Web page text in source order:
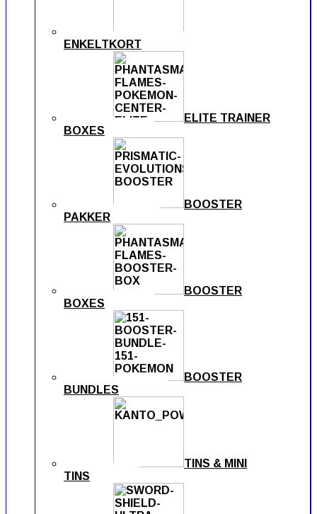
ENKELTKORT
ELITE TRAINER
BOXES
BOOSTER
PAKKER
BOOSTER
BOXES
BOOSTER
BUNDLES
TINS & MINI
TINS